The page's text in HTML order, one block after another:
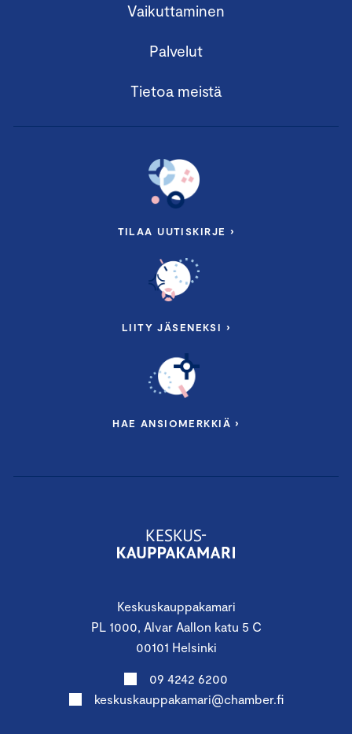
Keskuskauppakamari
PL 1000, Alvar Aallon katu 5 C
00101 Helsinki
09 4242 6200
keskuskauppakamari@chamber.fi
Vaikuttaminen
Palvelut
Tietoa meistä
TILAA UUTISKIRJE ›
LIITY JÄSENEKSI ›
HAE ANSIOMERKKIÄ ›